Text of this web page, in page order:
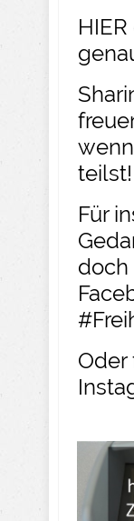
HIER
teilst!​
Für
doch
Oder